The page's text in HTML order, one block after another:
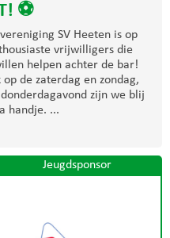
⚽
SV Heeten is op
vrijwilligers die
helpen achter de bar!
de zaterdag en zondag,
zijn we blij
handje. ...
Jeugdsponsor